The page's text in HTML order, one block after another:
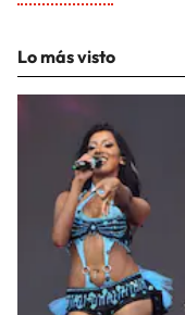
Lo más visto